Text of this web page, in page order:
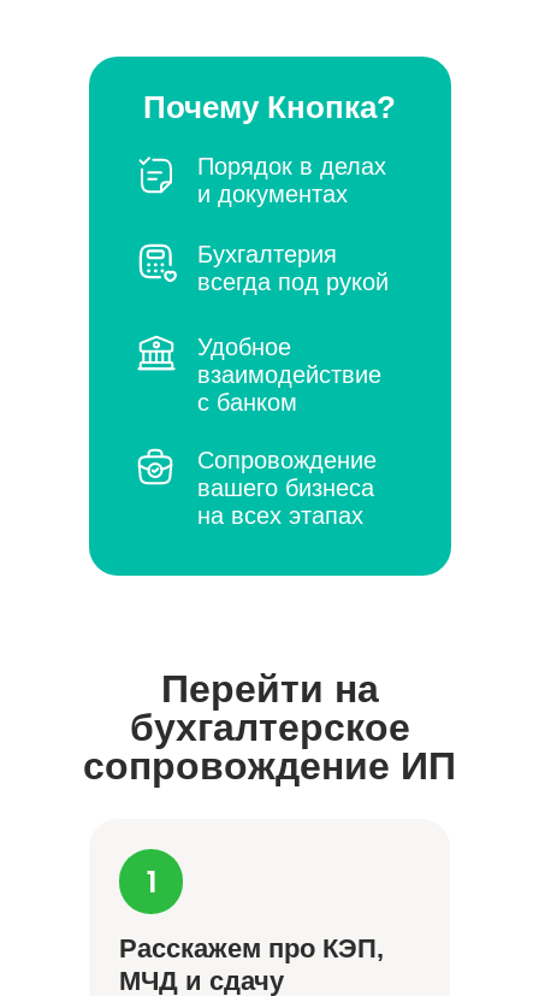
Почему Кнопка?
Сопровождение
вашего бизнеса
на всех этапах
Бухгалтерия
всегда под рукой
Порядок в делах
и документах
Удобное
взаимодействие
с банком
Перейти на
бухгалтерское
сопровождение ИП
Расскажем про КЭП,
МЧД и сдачу